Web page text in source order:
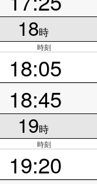
18時
時刻
18:05
18:45
19時
時刻
19:20